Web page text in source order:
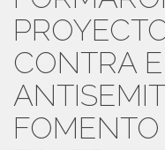
CONTRA